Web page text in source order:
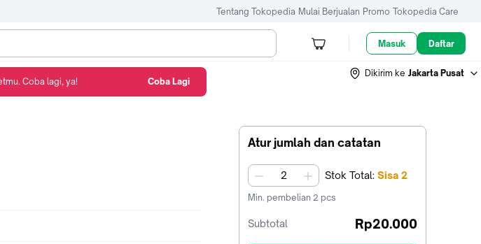
Tentang Tokopedia Mulai Berjualan Promo Tokopedia Care
Masuk Daftar
Dikirim ke Jakarta Pusat
Atur jumlah dan catatan
jumlah Stok Total: Sisa 2
Min. pembelian 2 pcs
Subtotal Rp20.000
Coba lagi, ya! Coba Lagi